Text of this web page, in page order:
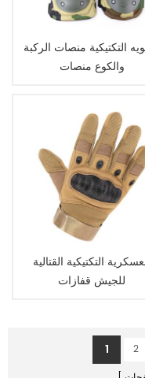
التكتيكية منصات الركبة
والكوع منصات
التكتيكية القتالية
للجيش قفازات
1 2